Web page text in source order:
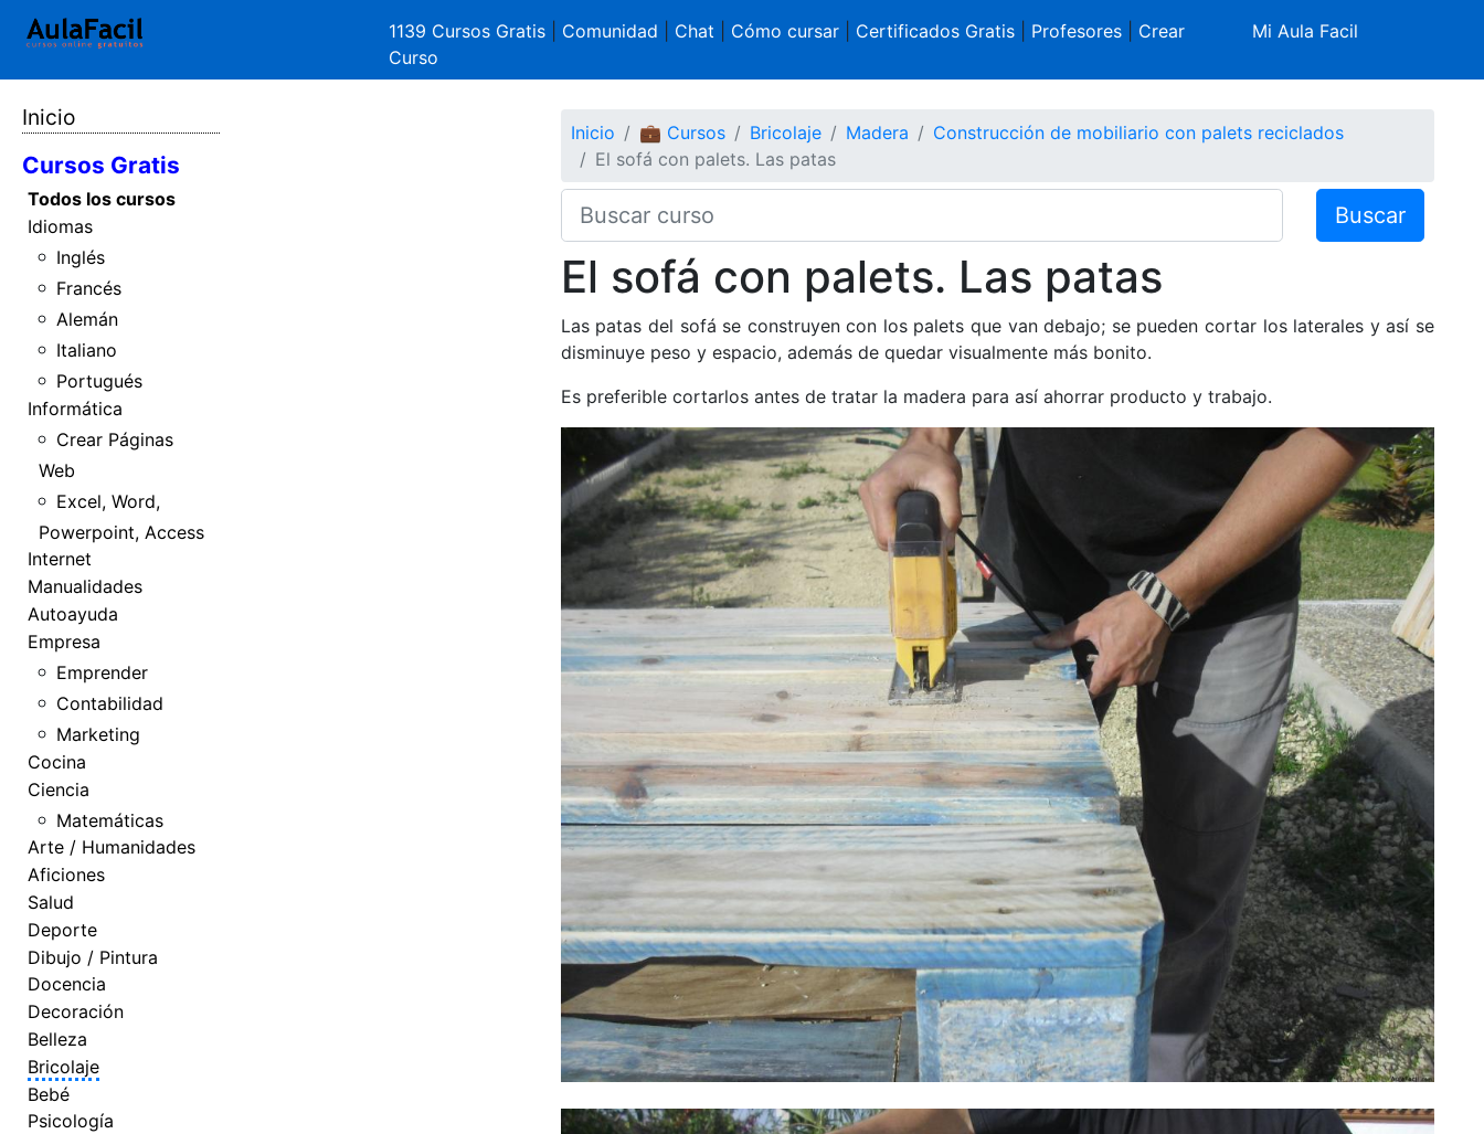
1139 Cursos Gratis Comunidad Chat Cómo cursar| Certificados Gratis| Profesores| Crear
Curso
Mi Aula Facil
Inicio
Cursos Gratis
Todos los cursos
Idiomas
Inglés
Francés
Alemán
Italiano
Portugués
Informática
Crear Páginas
Web
Excel, Word,
Powerpoint, Access
Internet
Manualidades
Autoayuda
Empresa
Emprender
Contabilidad
Marketing
Cocina
Ciencia
Matemáticas
Arte / Humanidades
Aficiones
Salud
Deporte
Dibujo / Pintura
Docencia
Decoración
Belleza
Bricolaje
Bebé
Psicología
Inicio 💼 Cursos Bricolaje Madera
Construcción de mobiliario con palets reciclados
El sofá con palets. Las patas
Buscar
El sofá con palets. Las patas
Las patas del sofá se construyen con los palets que van debajo; se pueden cortar los laterales y así se
disminuye peso y espacio, además de quedar visualmente más bonito.
Es preferible cortarlos antes de tratar la madera para así ahorrar producto y trabajo.